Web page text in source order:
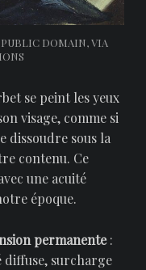
DOMAIN, VIA
se peint les yeux
visage, comme si
dissoudre sous la
contenu. Ce
une acuité
époque.
permanente:
diffuse, surcharge